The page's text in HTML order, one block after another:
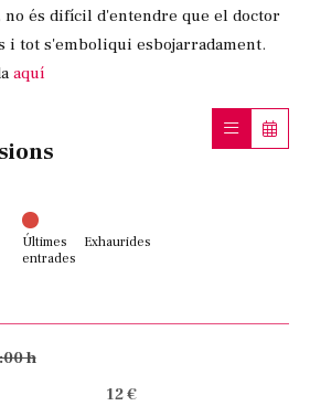
és difícil d'entendre que el doctor
tot s'emboliqui esbojarradament.
aquí
Últimes
entrades
Exhaurides
h
12 €